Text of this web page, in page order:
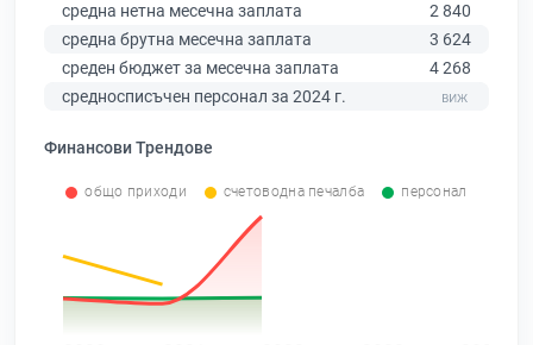
средна нетна месечна заплата
2 840
средна брутна месечна заплата
3 624
среден бюджет за месечна заплата
4 268
средносписъчен персонал за 2024 г.
Финансови Трендове
общо приходи счетоводна печалба персонал